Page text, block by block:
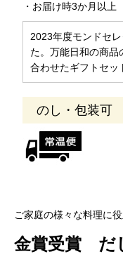
・お届け時3か月以上
2023年度モンドセ
た。万能日和の商品
合わせたギフトセッ
のし・包装可
ご家庭の様々な料理に
金賞受賞 だ